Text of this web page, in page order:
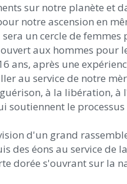
sur notre planète et
notre ascension en
un cercle de femmes
aux hommes pour
ans, après une
au service de notre
à la libération,
le processus
d'un grand
des éons au service de
dorée s'ouvrant sur la